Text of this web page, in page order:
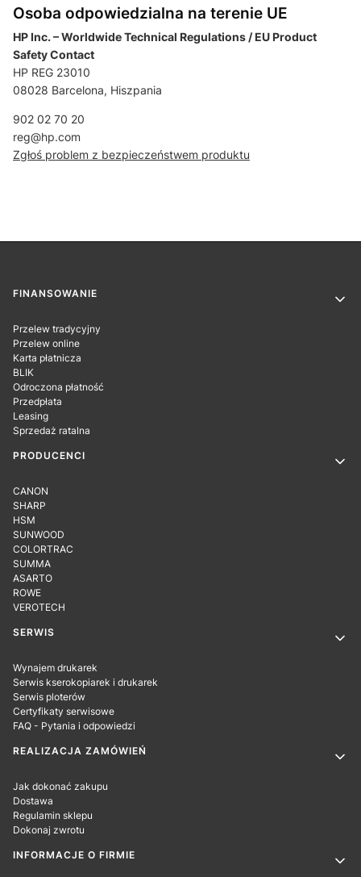
Osoba odpowiedzialna na terenie UE
HP Inc. – Worldwide Technical Regulations / EU Product
Safety Contact
HP REG 23010
08028 Barcelona, Hiszpania
902 02 70 20
reg@hp.com
Zgłoś problem z bezpieczeństwem produktu
Linki w stopce
FINANSOWANIE
Przelew tradycyjny
Przelew online
Karta płatnicza
BLIK
Odroczona płatność
Przedpłata
Leasing
Sprzedaż ratalna
PRODUCENCI
CANON
SHARP
HSM
SUNWOOD
COLORTRAC
SUMMA
ASARTO
ROWE
VEROTECH
SERWIS
Wynajem drukarek
Serwis kserokopiarek i drukarek
Serwis ploterów
Certyfikaty serwisowe
FAQ - Pytania i odpowiedzi
REALIZACJA ZAMÓWIEŃ
Jak dokonać zakupu
Dostawa
Regulamin sklepu
Dokonaj zwrotu
INFORMACJE O FIRMIE